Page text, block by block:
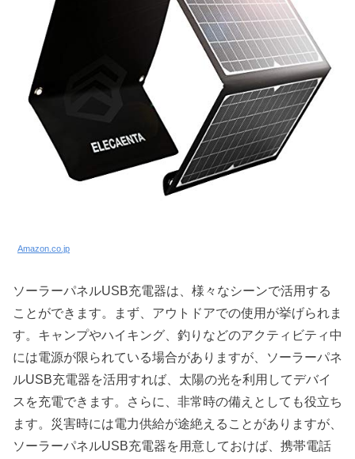
Amazon.co.jp
ソーラーパネルUSB充電器は、様々なシーンで活用する
ことができます。まず、アウトドアでの使用が挙げられま
す。キャンプやハイキング、釣りなどのアクティビティ中
には電源が限られている場合がありますが、ソーラーパネ
ルUSB充電器を活用すれば、太陽の光を利用してデバイ
スを充電できます。さらに、非常時の備えとしても役立ち
ます。災害時には電力供給が途絶えることがありますが、
ソーラーパネルUSB充電器を用意しておけば、携帯電話